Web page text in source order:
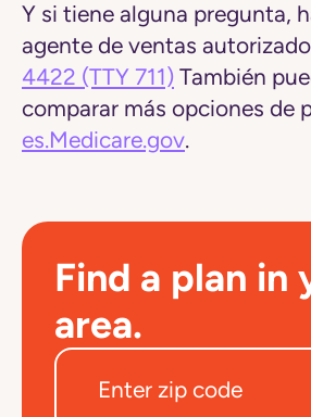
Y si tiene alguna pregunta,
agente de ventas
4422 (TTY 711) También
comparar más opciones de
es.Medicare.gov.
Find a plan in
area.